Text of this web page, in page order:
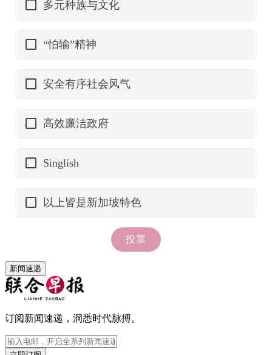
新闻速递
订阅新闻速递，洞悉时代脉搏。